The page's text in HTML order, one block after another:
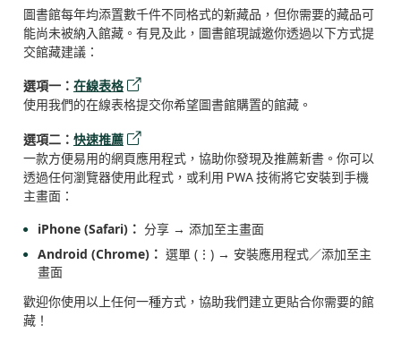
圖書館每年均添置數千件不同格式的新藏品，但你需要的藏品可
能尚未被納入館藏。有見及此，圖書館現誠邀你透過以下方式提
交館藏建議：
選項一： 在線表格
使用我們的在線表格提交你希望圖書館購置的館藏。
選項二： 快速推薦
一款方便易用的網頁應用程式，協助你發現及推薦新書。你可以
透過任何瀏覽器使用此程式，或利用 PWA 技術將它安裝到手機
主畫面：
iPhone (Safari)： 分享 → 添加至主畫面
Android (Chrome)： 選單 (⋮) → 安裝應用程式／添加至主
畫面
歡迎你使用以上任何一種方式，協助我們建立更貼合你需要的館
藏！